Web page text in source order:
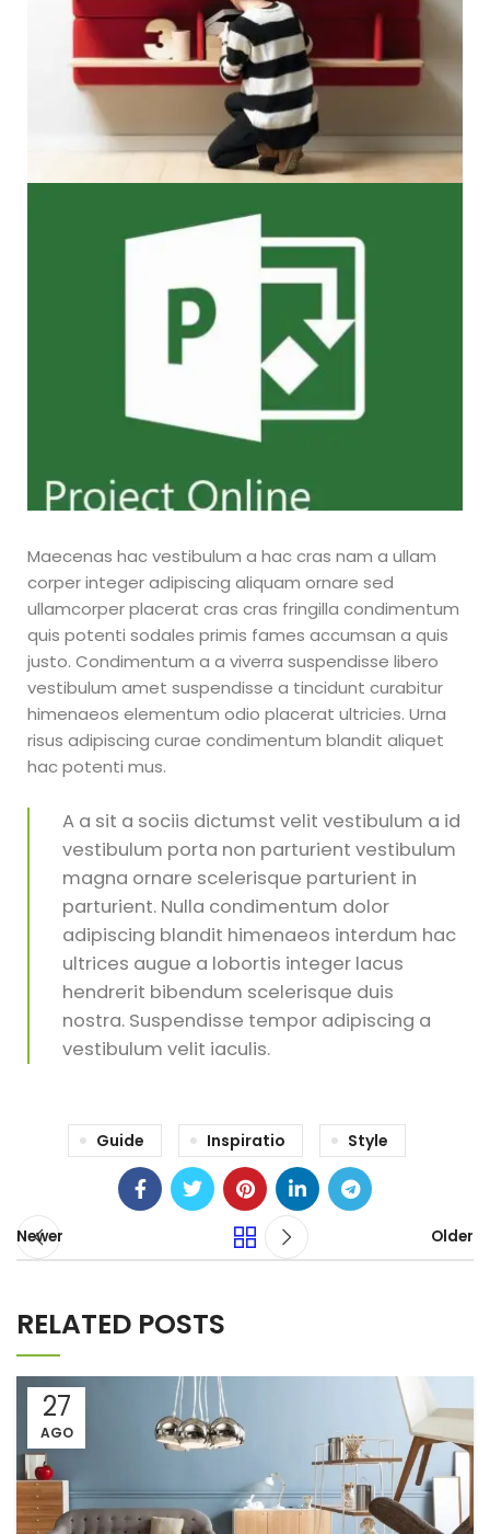
Maecenas hac vestibulum a hac cras nam a ullam
corper integer adipiscing aliquam ornare sed
ullamcorper placerat cras cras fringilla condimentum
quis potenti sodales primis fames accumsan a quis
justo. Condimentum a a viverra suspendisse libero
vestibulum amet suspendisse a tincidunt curabitur
himenaeos elementum odio placerat ultricies. Urna
risus adipiscing curae condimentum blandit aliquet
hac potenti mus.
A a sit a sociis dictumst velit vestibulum a id
vestibulum porta non parturient vestibulum
magna ornare scelerisque parturient in
parturient. Nulla condimentum dolor
adipiscing blandit himenaeos interdum hac
ultrices augue a lobortis integer lacus
hendrerit bibendum scelerisque duis
nostra. Suspendisse tempor adipiscing a
vestibulum velit iaculis.
Guide Inspiratio Style
Newer Older
RELATED POSTS
27
AGO